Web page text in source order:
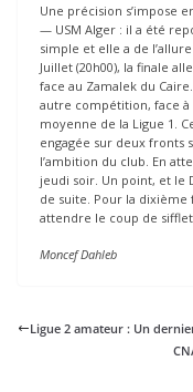
Une précision s’impose
— USM Alger : il a été
simple et elle a de
Juillet (20h00), la finale
face au Zamalek du
autre compétition, face
moyenne de la Ligue 1.
engagée sur deux
l’ambition du club. En
jeudi soir. Un point, et le
de suite. Pour la dixième
attendre le coup de sifflet.
Moncef Dahleb
Ligue 2 amateur : Un